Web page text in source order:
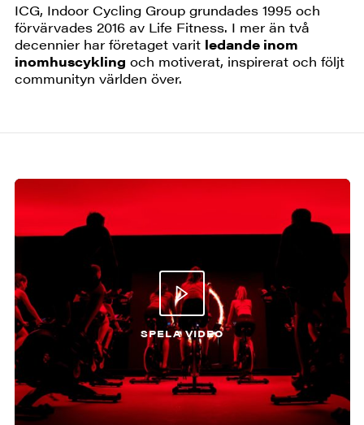
ICG, Indoor Cycling Group grundades 1995 och
förvärvades 2016 av Life Fitness. I mer än två
decennier har företaget varit ledande inom
inomhuscykling och motiverat, inspirerat och följt
communityn världen över.
SPELA VIDEO